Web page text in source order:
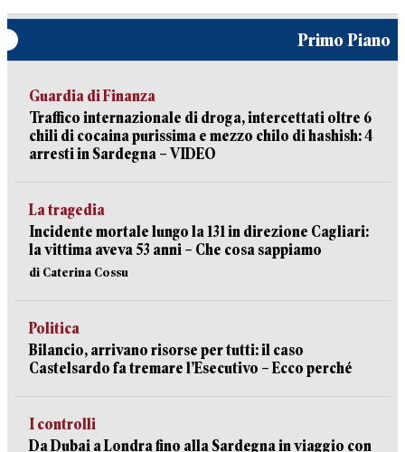
Primo Piano
Guardia di Finanza
Traffico internazionale di droga, intercettati oltre 6
chili di cocaina purissima e mezzo chilo di hashish: 4
arresti in Sardegna – VIDEO
La tragedia
Incidente mortale lungo la 131 in direzione Cagliari:
la vittima aveva 53 anni – Che cosa sappiamo
di Caterina Cossu
Politica
Bilancio, arrivano risorse per tutti: il caso
Castelsardo fa tremare l’Esecutivo – Ecco perché
I controlli
Da Dubai a Londra fino alla Sardegna in viaggio con